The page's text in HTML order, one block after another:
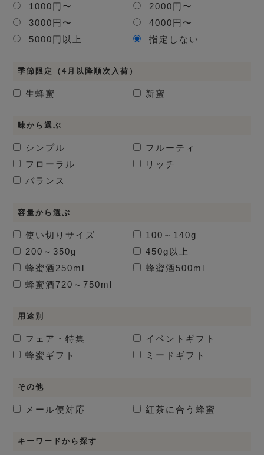
1000円〜
2000円〜
3000円〜
4000円〜
5000円以上
指定しない
季節限定（4月以降順次入荷）
生蜂蜜 新蜜
味から選ぶ
シンプル
フルーティ
フローラル
リッチ
バランス
容量から選ぶ
使い切りサイズ
100～140g
200～350g
450g以上
蜂蜜酒 250ml 蜂蜜酒 500ml
蜂蜜酒720～750ml
用途別
フェア・特集
イベントギフト
蜂蜜ギフト
ミードギフト
その他
メール便対応 紅茶に合う蜂蜜
キーワードから探す